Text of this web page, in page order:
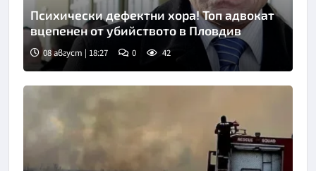
Психически дефектни хора! Топ адвокат
вцепенен от убийството в Пловдив
08 август | 18:27 0 42